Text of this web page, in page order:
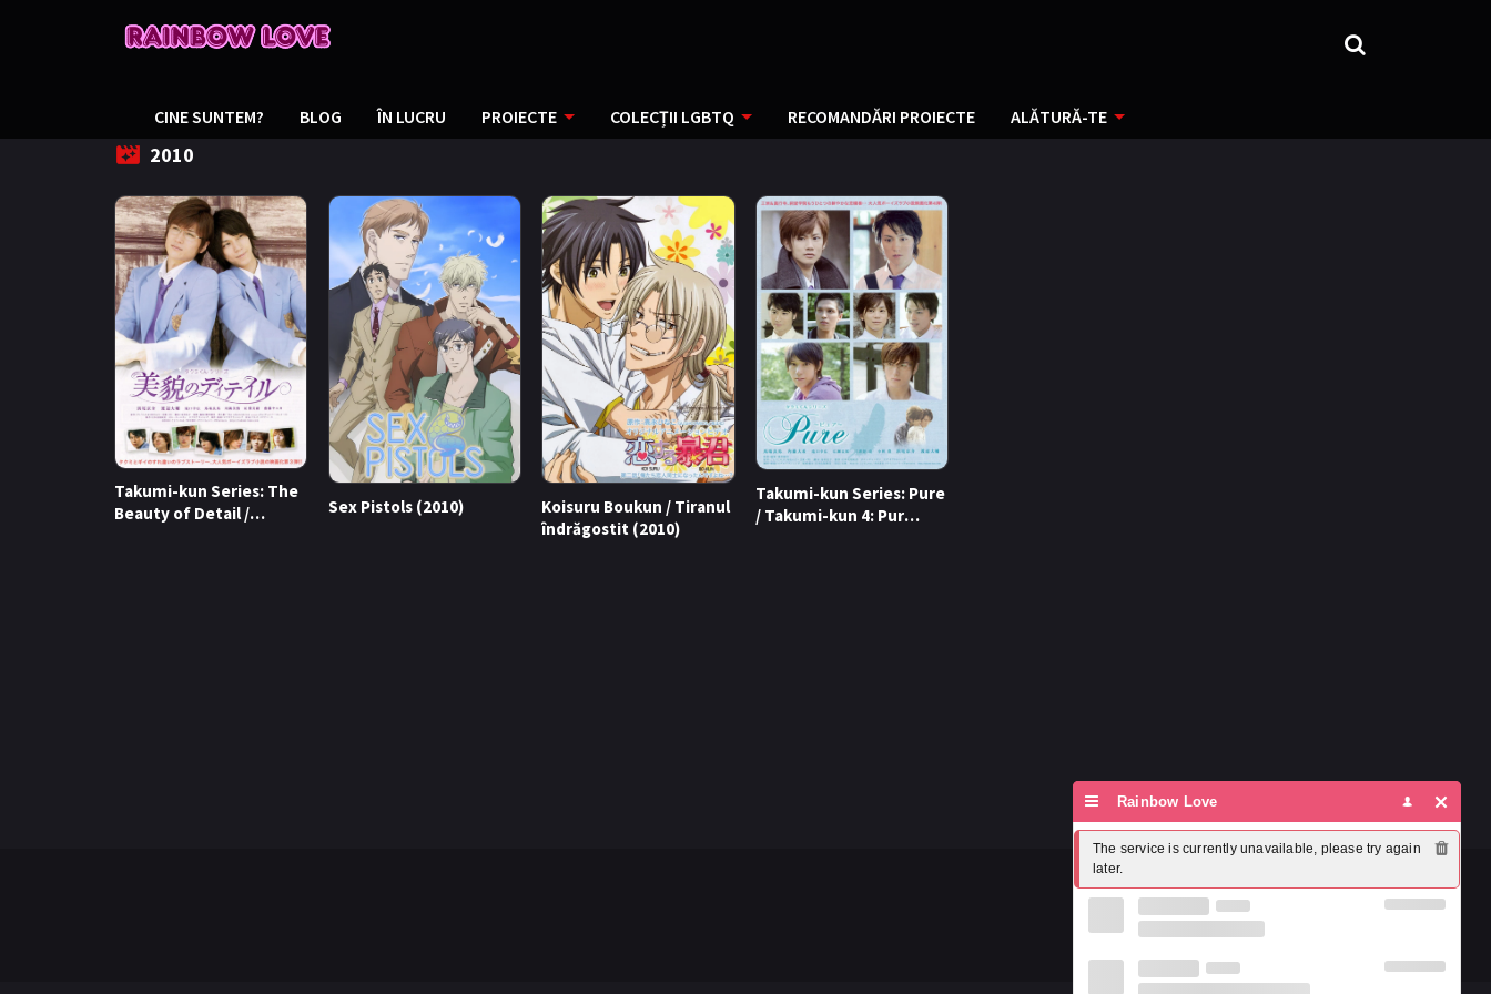
CINE SUNTEM? BLOG ÎN LUCRU PROIECTE COLECȚII LGBTQ RECOMANDĂRI PROIECTE ALĂTURĂ-TE
2010
Takumi-kun Series: The
Beauty of Detail /
Sex Pistols (2010)
Koisuru Boukun / Tiranul
îndrăgostit (2010)
Takumi-kun Series: Pure
/ Takumi-kun 4: Pur
Rainbow Love
The service is currently unavailable, please try again
later.